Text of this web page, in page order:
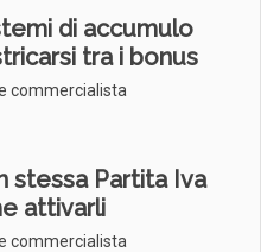
di accumulo
tra i bonus
commercialista
stessa Partita Iva
attivarli
commercialista